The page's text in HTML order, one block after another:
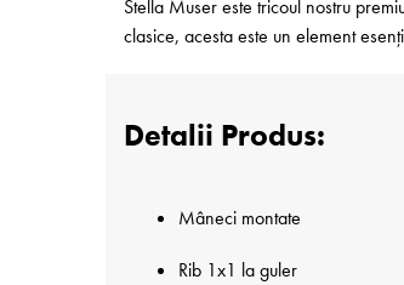
Stella Muser este tricoul nostru
clasice, acesta este un element
Detalii Produs:
Mâneci montate
Rib 1x1 la guler